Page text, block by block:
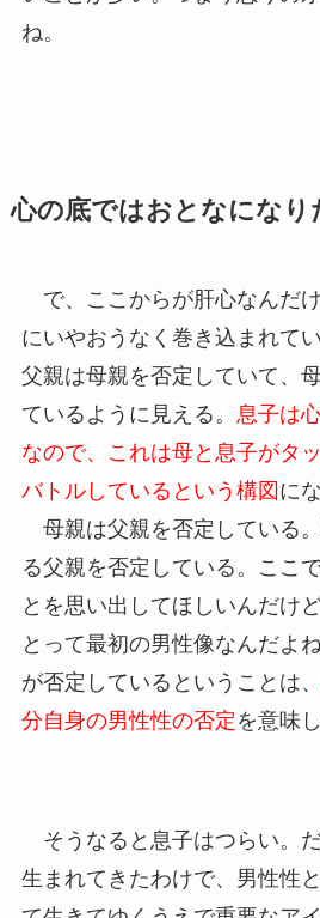
ね。
心の底ではおとなになり
で、ここからが肝心なんだ
にいやおうなく巻き込まれて
父親は母親を否定していて、
ているように見える。 息子は
なので、これは母と息子がタ
バトルしているという構図 に
母親は父親を否定している
る父親を否定している。ここ
とを思い出してほしいんだけ
とって最初の男性像なんだよ
が否定しているということは、
分自身の男性性の否定 を意味
そうなると息子はつらい。
生まれてきたわけで、男性性